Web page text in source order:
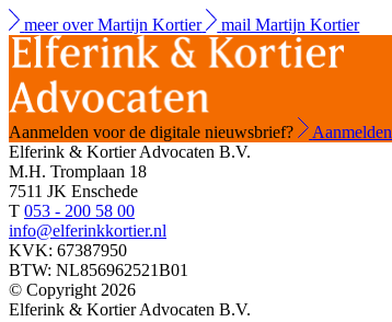
meer over Martijn Kortier mail Martijn Kortier
Aanmelden voor de digitale nieuwsbrief?
Aanmelden
Elferink & Kortier Advocaten B.V.
M.H. Tromplaan 18
7511 JK Enschede
T 053 - 200 58 00
info@elferinkkortier.nl
KVK: 67387950
BTW: NL856962521B01
© Copyright 2026
Elferink & Kortier Advocaten B.V.